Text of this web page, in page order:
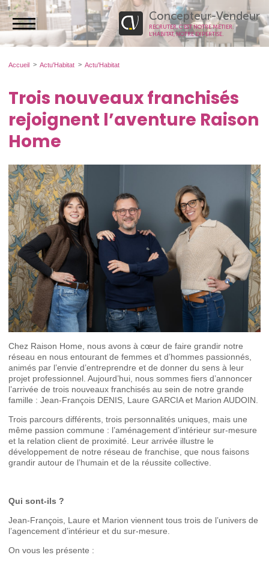
Concepteur-Vendeur
RECRUTER, C’EST NOTRE MÉTIER.
L’HABITAT, NOTRE EXPERTISE.
Accueil Actu'Habitat Actu'Habitat
Trois nouveaux franchisés
rejoignent l’aventure Raison
Home
Chez Raison Home, nous avons à cœur de faire grandir notre
réseau en nous entourant de femmes et d’hommes passionnés,
animés par l’envie d’entreprendre et de donner du sens à leur
projet professionnel. Aujourd’hui, nous sommes fiers d’annoncer
l’arrivée de trois nouveaux franchisés au sein de notre grande
famille : Jean-François DENIS, Laure GARCIA et Marion AUDOIN.
Trois parcours différents, trois personnalités uniques, mais une
même passion commune : l’aménagement d’intérieur sur-mesure
et la relation client de proximité. Leur arrivée illustre le
développement de notre réseau de franchise, que nous faisons
grandir autour de l’humain et de la réussite collective.
Qui sont-ils ?
Jean-François, Laure et Marion viennent tous trois de l’univers de
l’agencement d’intérieur et du sur-mesure.
On vous les présente :